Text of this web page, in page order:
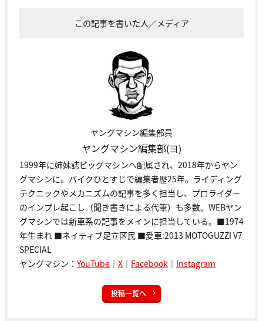
この記事を書いた人／メディア
ヤングマシン編集部員
ヤングマシン編集部(ヨ)
1999年に姉妹誌ビッグマシンへ配属され、2018年からヤン
グマシンに。バイクひとすじで編集者歴25年。ライディング
テクニックやメカニズムの記事を多く担当し、プロライダー
のインプレ起こし（聞き書きによる代筆）も多数。WEBヤン
グマシンでは新車系の記事をメインに担当している。■1974
年生まれ ■ネイティブ足立区民 ■愛車:2013 MOTOGUZZI V7
SPECIAL
ヤングマシン： YouTube ｜ X ｜ Facebook ｜ Instagram
投稿一覧へ